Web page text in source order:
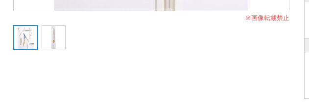
※画像転載禁止